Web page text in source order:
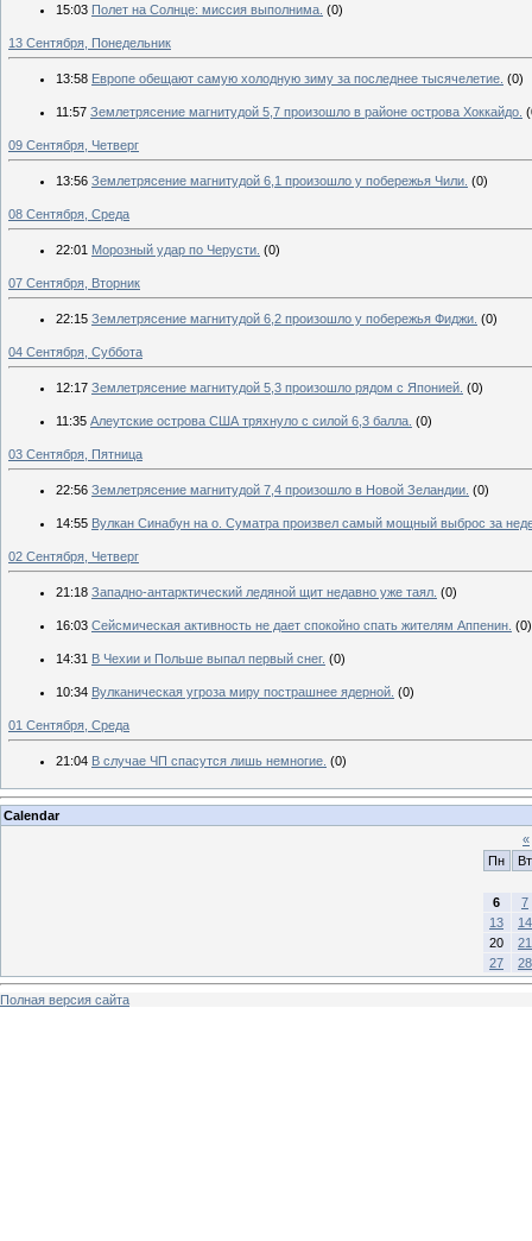
15:03 Полет на Солнце: миссия выполнима. (0)
13 Сентября, Понедельник
13:58 Европе обещают самую холодную зиму за последнее тысячелетие. (0)
11:57 Землетрясение магнитудой 5,7 произошло в районе острова Хоккайдо.
09 Сентября, Четверг
13:56 Землетрясение магнитудой 6,1 произошло у побережья Чили. (0)
08 Сентября, Среда
22:01 Морозный удар по Черусти. (0)
07 Сентября, Вторник
22:15 Землетрясение магнитудой 6,2 произошло у побережья Фиджи. (0)
04 Сентября, Суббота
12:17 Землетрясение магнитудой 5,3 произошло рядом с Японией. (0)
11:35 Алеутские острова США тряхнуло с силой 6,3 балла. (0)
03 Сентября, Пятница
22:56 Землетрясение магнитудой 7,4 произошло в Новой Зеландии. (0)
14:55 Вулкан Синабун на о. Суматра произвел самый мощный выброс за
02 Сентября, Четверг
21:18 Западно-антарктический ледяной щит недавно уже таял. (0)
16:03 Сейсмическая активность не дает спокойно спать жителям Аппенин. (0)
14:31 В Чехии и Польше выпал первый снег. (0)
10:34 Вулканическая угроза миру пострашнее ядерной. (0)
01 Сентября, Среда
21:04 В случае ЧП спасутся лишь немногие. (0)
Calendar
«
Пн
Вт
6
7
13
14
20
21
27
28
Полная версия сайта